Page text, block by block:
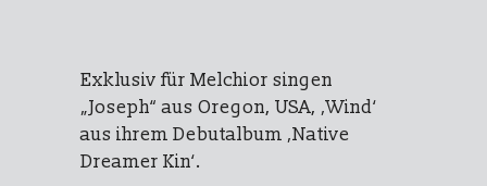
Exklusiv für Melchior singen
„Joseph“ aus Oregon, USA, ‚Wind‘
aus ihrem Debutalbum ‚Native
Dreamer Kin‘.